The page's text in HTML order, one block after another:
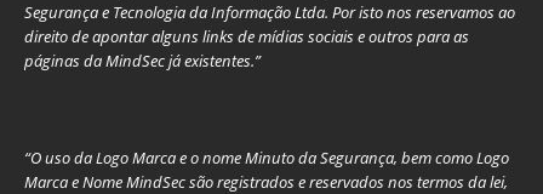
Segurança e Tecnologia da Informação Ltda. Por isto nos reservamos ao
direito de apontar alguns links de mídias sociais e outros para as
páginas da MindSec já existentes.”
“O uso da Logo Marca e o nome Minuto da Segurança, bem como Logo
Marca e Nome MindSec são registrados e reservados nos termos da lei,